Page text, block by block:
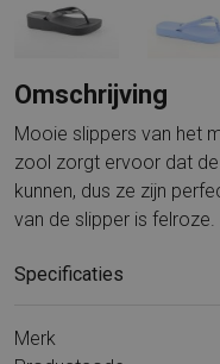
Omschrijving
Mooie slippers van het
zool zorgt ervoor dat
kunnen, dus ze zijn
van de slipper is felroze.
Specificaties
Merk